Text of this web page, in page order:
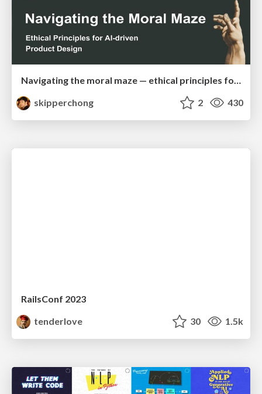
Navigating the moral maze — ethical principles for Al-driven product design
skipperchong
2 430
RailsConf 2023
tenderlove
30 1.5k